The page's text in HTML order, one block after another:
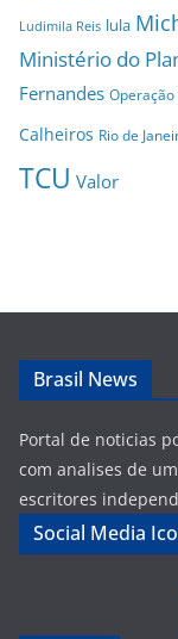
Ludimila Reis lula
Ministério do
Fernandes Operação
Calheiros Rio de
TCU Valor
Brasil News
Portal de noticias
com analises de
escritores
Social Media